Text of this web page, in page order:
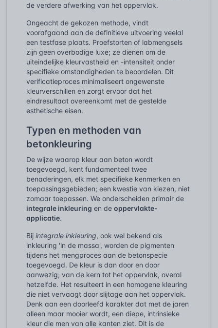
de verdere afwerking van het oppervlak.
Ongeacht de gekozen methode, vindt
voorafgaand aan de definitieve uitvoering veelal
een testfase plaats. Proefstorten of labmengsels
zijn geen overbodige luxe; ze dienen om de
uiteindelijke kleurvastheid en -intensiteit onder
specifieke omstandigheden te beoordelen. Dit
verificatieproces minimaliseert ongewenste
kleurverschillen en zorgt ervoor dat het
eindresultaat overeenkomt met de gestelde
esthetische eisen.
Typen en methoden van
betonkleuring
De wijze waarop kleur aan beton wordt
toegevoegd, kent fundamenteel twee
benaderingen, elk met specifieke kenmerken en
toepassingsgebieden; een kwestie van kiezen, niet
zomaar toepassen. We onderscheiden primair de
integrale inkleuring en de oppervlakte-
applicatie.
Bij integrale inkleuring, ook wel bekend als
inkleuring 'in de massa', worden de pigmenten
tijdens het mengproces aan de betonspecie
toegevoegd. De kleur is dan door en door
aanwezig; van de kern tot het oppervlak, overal
hetzelfde. Het resulteert in een homogene kleuring
die niet vervaagt door slijtage aan het oppervlak.
Denk aan een doorleefd karakter dat met de jaren
alleen maar mooier wordt, een diepe, intrinsieke
kleur die men van alle kanten ziet. Dit is de